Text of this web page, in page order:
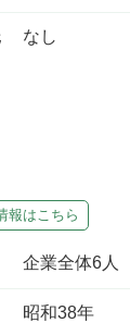
なし
報はこちら
企業全体6
昭和38年